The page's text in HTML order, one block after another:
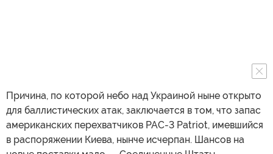
Причина, по которой небо над Украиной ныне открыто
для баллистических атак, заключается в том, что запас
американских перехватчиков PAC-3 Patriot, имевшийся
в распоряжении Киева, нынче исчерпан. Шансов на